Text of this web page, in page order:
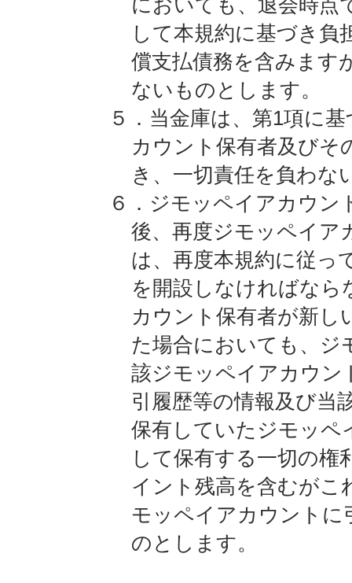
においても、退会時点
して本規約に基づき負
償支払債務を含みます
ないものとします。
５．当金庫は、第1項に
カウント保有者及びそ
き、一切責任を負わな
６．ジモッペイアカウン
後、再度ジモッペイア
は、再度本規約に従っ
を開設しなければな
カウント保有者が新し
た場合においても、ジ
該ジモッペイアカウン
引履歴等の情報及び当
保有していたジモッペ
して保有する一切の権
イント残高を含むがこ
モッペイアカウントに
のとします。